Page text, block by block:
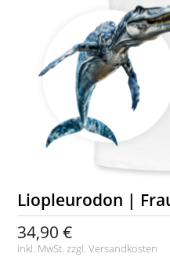
Liopleurodon |
34,90 €
inkl. MwSt. zzgl.Versandkosten